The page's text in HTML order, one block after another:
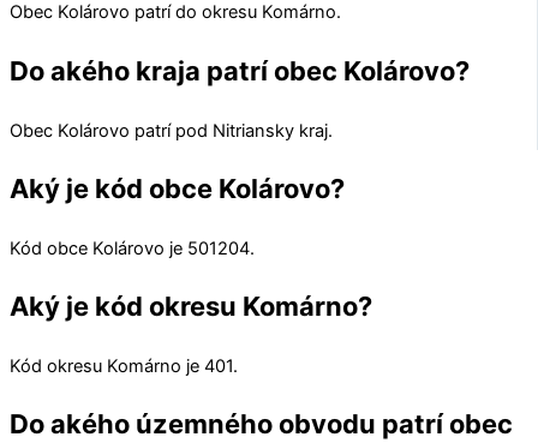
Obec Kolárovo patrí do okresu Komárno.
Do akého kraja patrí obec Kolárovo?
Obec Kolárovo patrí pod Nitriansky kraj.
Aký je kód obce Kolárovo?
Kód obce Kolárovo je 501204.
Aký je kód okresu Komárno?
Kód okresu Komárno je 401.
Do akého územného obvodu patrí obec